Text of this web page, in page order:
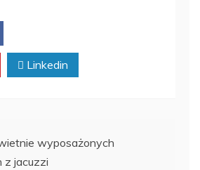
Linkedin
wyposażonych
z jacuzzi